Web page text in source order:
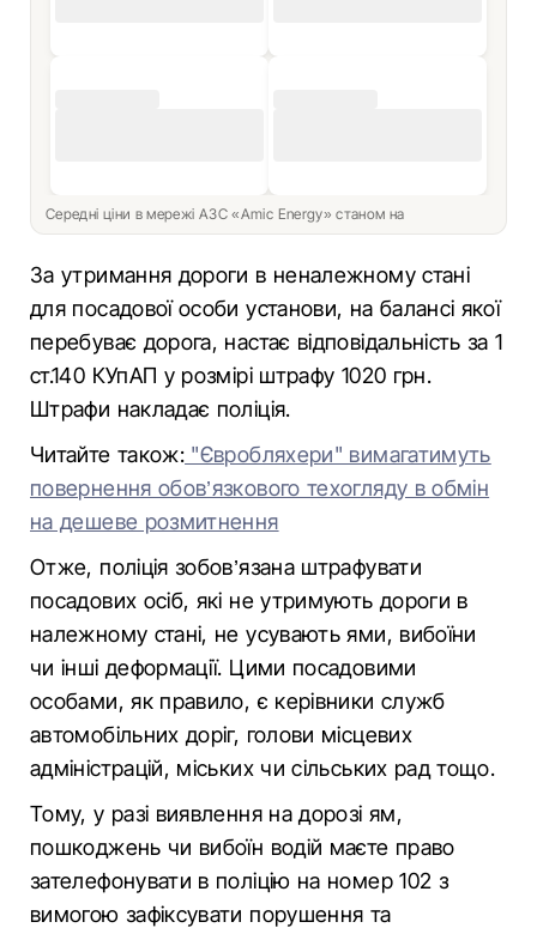
Середні ціни в мережі АЗС «Amic Energy» станом на
За утримання дороги в неналежному стані
для посадової особи установи, на балансі якої
перебуває дорога, настає відповідальність за 1
ст.140 КУпАП у розмірі штрафу 1020 грн.
Штрафи накладає поліція.
Читайте також: "Євробляхери" вимагатимуть
повернення обов’язкового техогляду в обмін
на дешеве розмитнення
Отже, поліція зобов’язана штрафувати
посадових осіб, які не утримують дороги в
належному стані, не усувають ями, вибоїни
чи інші деформації. Цими посадовими
особами, як правило, є керівники служб
автомобільних доріг, голови місцевих
адміністрацій, міських чи сільських рад тощо.
Тому, у разі виявлення на дорозі ям,
пошкоджень чи вибоїн водій маєте право
зателефонувати в поліцію на номер 102 з
вимогою зафіксувати порушення та